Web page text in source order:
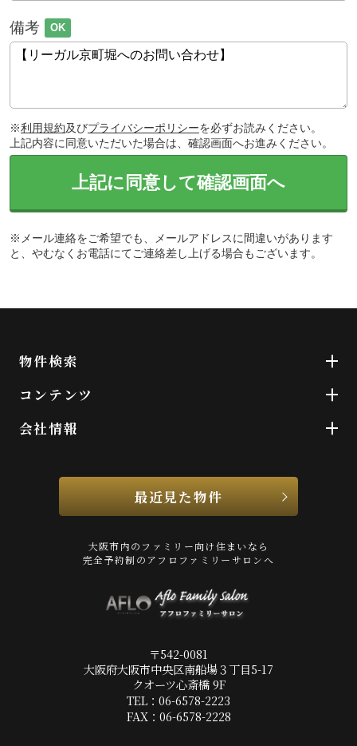
備考 OK
※利用規約及びプライバシーポリシーを必ずお読みください。
上記内容に同意いただいた場合は、確認画面へお進みください。
上記に同意して確認画面へ
※メール連絡をご希望でも、メールアドレスに間違いがあります
と、やむなくお電話にてご連絡差し上げる場合もございます。
物件検索
コンテンツ
会社情報
最近見た物件
大阪市内のファミリー向け住まいなら
完全予約制のアフロファミリーサロンへ
〒542-0081
大阪府大阪市中央区南船場３丁目5-17
クオーツ心斎橋 9F
TEL：06-6578-2223
FAX：06-6578-2228